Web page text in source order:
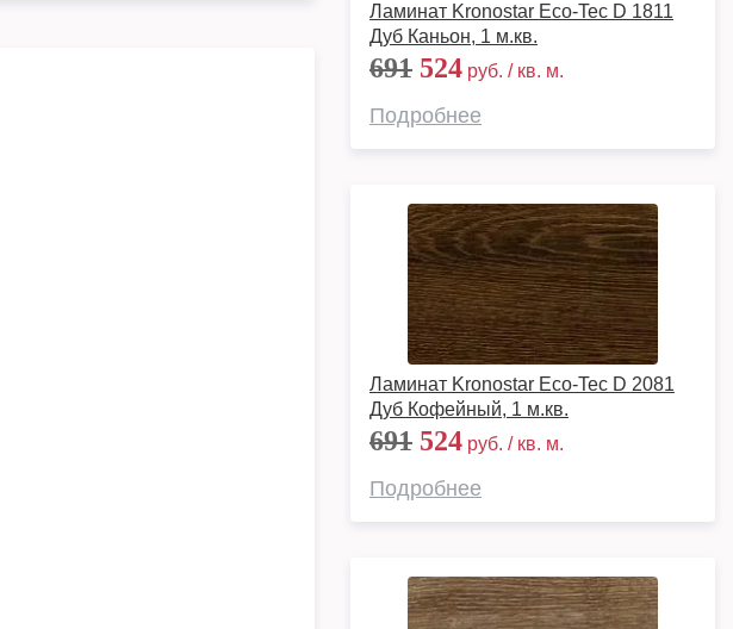
Ламинат Kronostar Eco-Tec D 1811
Дуб Каньон, 1 м.кв.
691 524 руб. / кв. м.
Подробнее
Ламинат Kronostar Eco-Tec D 2081
Дуб Кофейный, 1 м.кв.
691 524 руб. / кв. м.
Подробнее